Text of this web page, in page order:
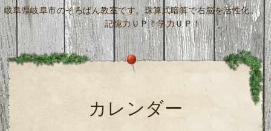
岐阜県岐阜市のそろばん教室です。珠算式暗算で右脳を活性化。
記憶力ＵＰ！学力ＵＰ！
カレンダー